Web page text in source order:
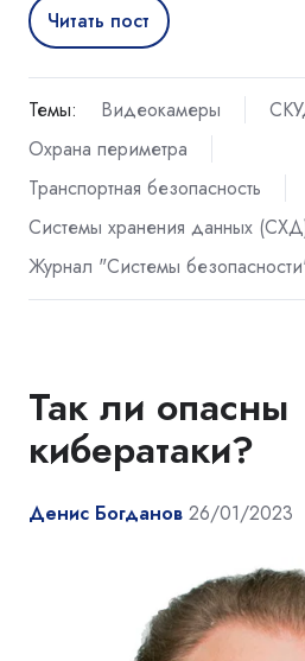
Читать пост
Темы: Видеокамеры
Охрана периметра
Транспортная безопасность
Системы хранения данных
Журнал "Системы
Так ли опасны
кибератаки?
Денис Богданов 26/01/2023